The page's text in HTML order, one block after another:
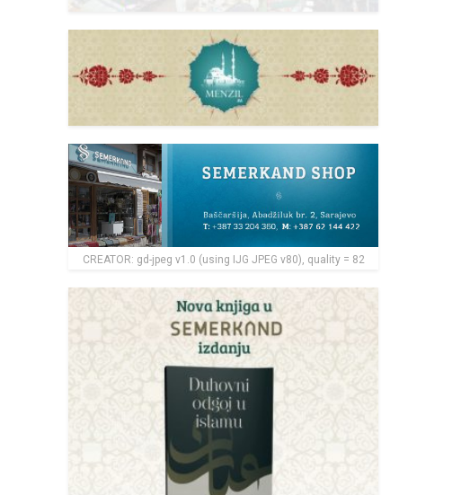
CREATOR: gd-jpeg v1.0 (using IJG JPEG v80), quality = 82